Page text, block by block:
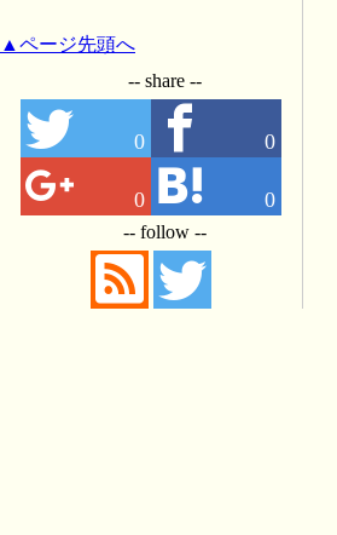
▲ページ先頭へ
-- share --
0 0
0 0
-- follow --